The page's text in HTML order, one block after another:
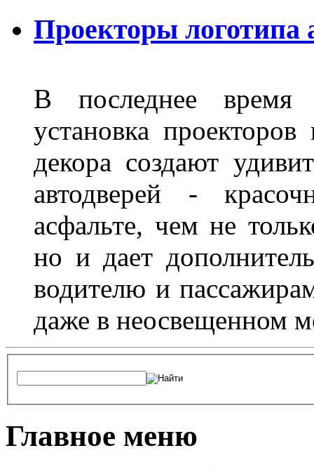
Проекторы логотипа
В последнее время
установка
декора создают
автодверей -
асфальте, чем не
но и дает
водителю и
даже в неосвещенном
Главное меню